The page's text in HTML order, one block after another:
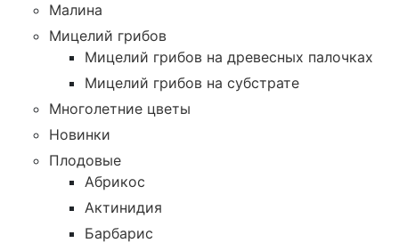
Малина
Мицелий грибов
Мицелий грибов на древесных палочках
Мицелий грибов на субстрате
Многолетние цветы
Новинки
Плодовые
Абрикос
Актинидия
Барбарис